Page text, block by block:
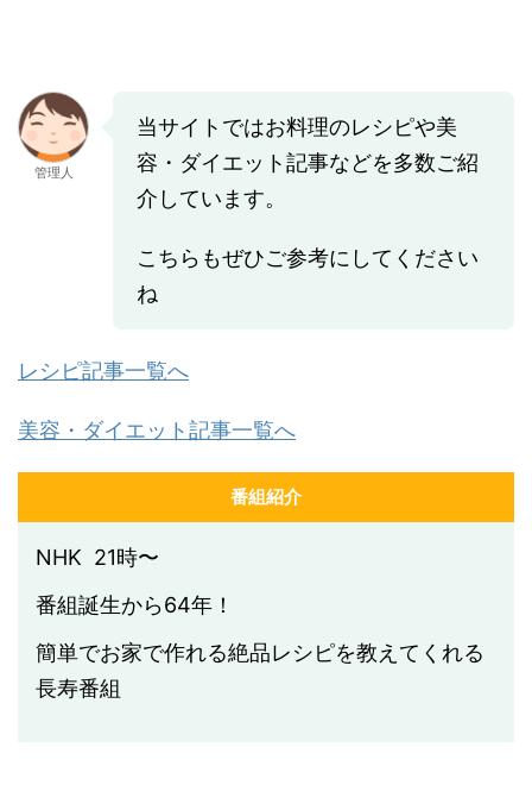
管理人
当サイトではお料理のレシピや美
容・ダイエット記事などを多数ご紹
介しています。
こちらもぜひご参考にしてください
ね
レシピ記事一覧へ
美容・ダイエット記事一覧へ
番組紹介
NHK 21時〜
番組誕生から64年！
簡単でお家で作れる絶品レシピを教えてくれる
長寿番組